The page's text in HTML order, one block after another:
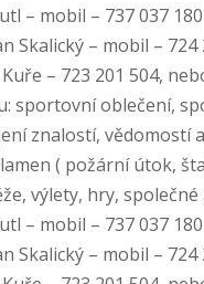
– mobil – 737 037 180
Skalický – mobil – 724
Kuře – 723 201 504,
sportovní oblečení,
znalostí, vědomostí
( požární útok,
výlety, hry,
– mobil – 737 037 180
Skalický – mobil – 724